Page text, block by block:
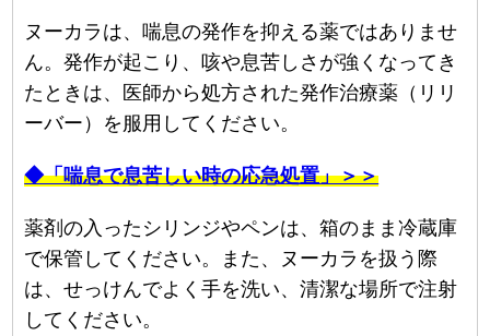
ヌーカラは、喘息の発作を抑える薬ではありませ
ん。発作が起こり、咳や息苦しさが強くなってき
たときは、医師から処方された発作治療薬（リリ
ーバー）を服用してください。
◆「喘息で息苦しい時の応急処置」＞＞
薬剤の入ったシリンジやペンは、箱のまま冷蔵庫
で保管してください。また、ヌーカラを扱う際
は、せっけんでよく手を洗い、清潔な場所で注射
してください。